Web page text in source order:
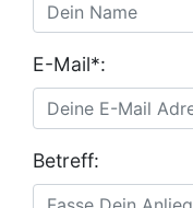
E-Mail*:
Betreff: